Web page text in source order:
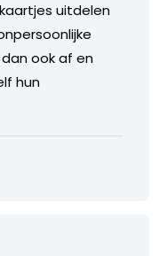
uitdelen
ook af en
hun